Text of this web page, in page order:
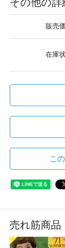
その他の詳
販売
在庫
こ
売れ筋商品